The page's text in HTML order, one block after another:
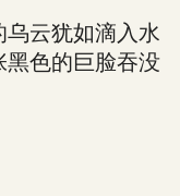
云犹如滴入水
黑色的巨脸吞没